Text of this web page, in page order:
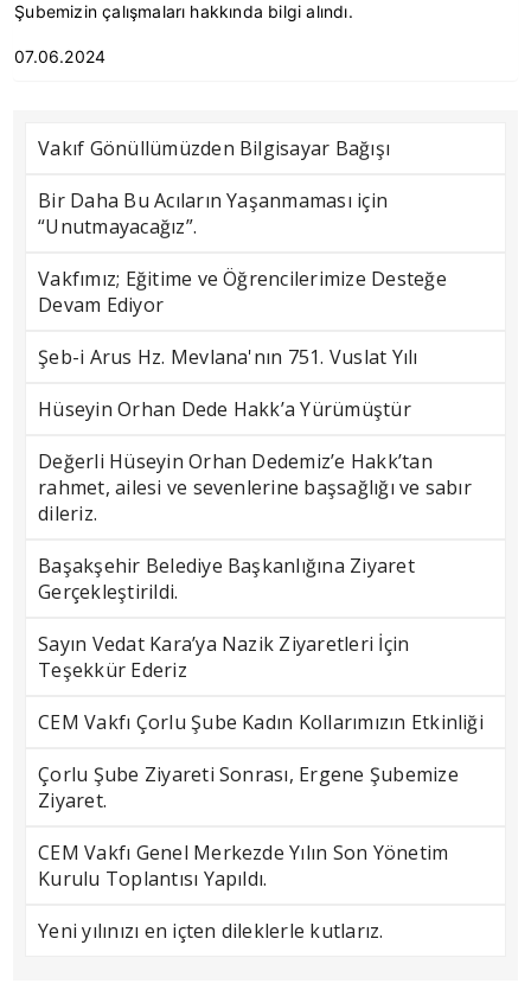
Şubemizin çalışmaları hakkında bilgi alındı.
07.06.2024
Vakıf Gönüllümüzden Bilgisayar Bağışı
Bir Daha Bu Acıların Yaşanmaması için
“Unutmayacağız”.
Vakfımız; Eğitime ve Öğrencilerimize Desteğe
Devam Ediyor
Şeb-i Arus Hz. Mevlana'nın 751. Vuslat Yılı
Hüseyin Orhan Dede Hakk’a Yürümüştür
Değerli Hüseyin Orhan Dedemiz’e Hakk’tan
rahmet, ailesi ve sevenlerine başsağlığı ve sabır
dileriz.
Başakşehir Belediye Başkanlığına Ziyaret
Gerçekleştirildi.
Sayın Vedat Kara’ya Nazik Ziyaretleri İçin
Teşekkür Ederiz
CEM Vakfı Çorlu Şube Kadın Kollarımızın Etkinliği
Çorlu Şube Ziyareti Sonrası, Ergene Şubemize
Ziyaret.
CEM Vakfı Genel Merkezde Yılın Son Yönetim
Kurulu Toplantısı Yapıldı.
Yeni yılınızı en içten dileklerle kutlarız.